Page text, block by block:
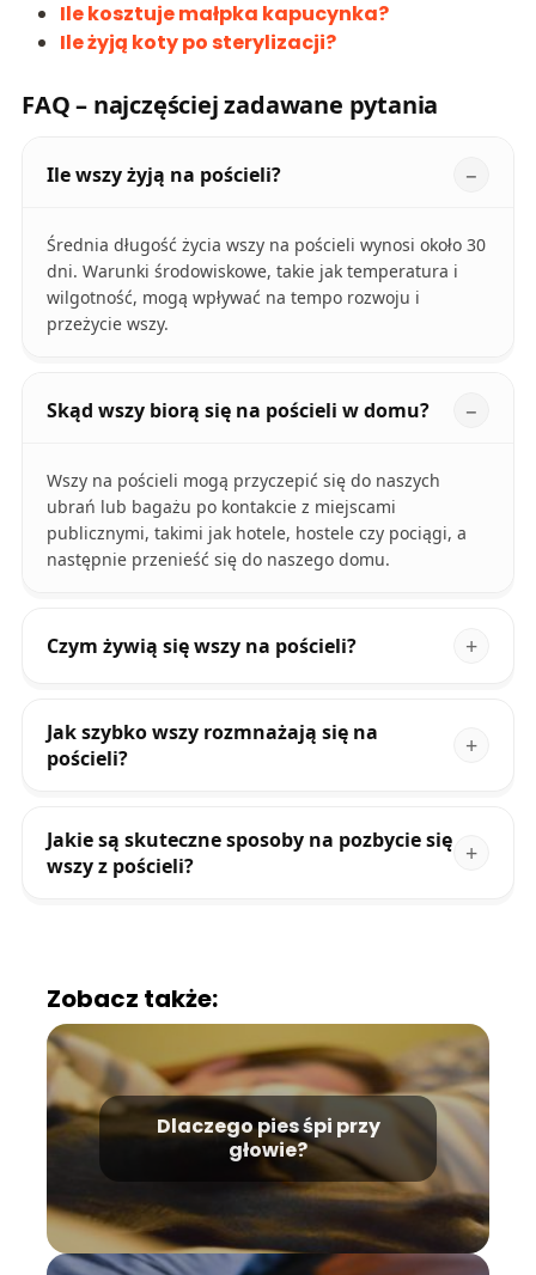
Ile kosztuje małpka kapucynka?
Ile żyją koty po sterylizacji?
FAQ – najczęściej zadawane pytania
Ile wszy żyją na pościeli?
Średnia długość życia wszy na pościeli wynosi około 30
dni. Warunki środowiskowe, takie jak temperatura i
wilgotność, mogą wpływać na tempo rozwoju i
przeżycie wszy.
Skąd wszy biorą się na pościeli w domu?
Wszy na pościeli mogą przyczepić się do naszych
ubrań lub bagażu po kontakcie z miejscami
publicznymi, takimi jak hotele, hostele czy pociągi, a
następnie przenieść się do naszego domu.
Czym żywią się wszy na pościeli?
Jak szybko wszy rozmnażają się na
pościeli?
Jakie są skuteczne sposoby na pozbycie się
wszy z pościeli?
Zobacz także:
Dlaczego pies śpi przy
głowie?